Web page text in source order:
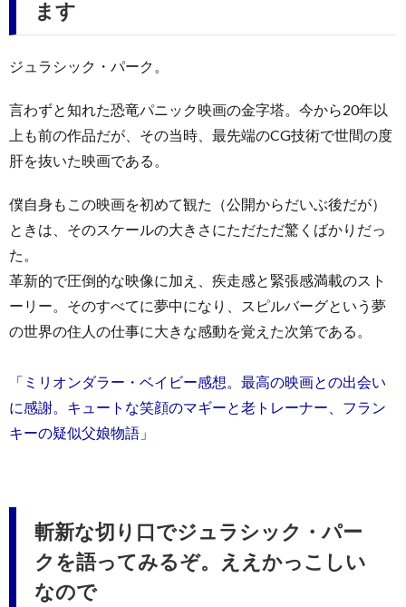
ます
ジュラシック・パーク。
言わずと知れた恐竜パニック映画の金字塔。今から20年以
上も前の作品だが、その当時、最先端のCG技術で世間の度
肝を抜いた映画である。
僕自身もこの映画を初めて観た（公開からだいぶ後だが）
ときは、そのスケールの大きさにただただ驚くばかりだっ
た。
革新的で圧倒的な映像に加え、疾走感と緊張感満載のスト
ーリー。そのすべてに夢中になり、スピルバーグという夢
の世界の住人の仕事に大きな感動を覚えた次第である。
「ミリオンダラー・ベイビー感想。最高の映画との出会い
に感謝。キュートな笑顔のマギーと老トレーナー、フラン
キーの疑似父娘物語」
斬新な切り口でジュラシック・パー
クを語ってみるぞ。ええかっこしい
なので